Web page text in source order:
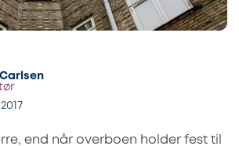
end når overboen holder fest til